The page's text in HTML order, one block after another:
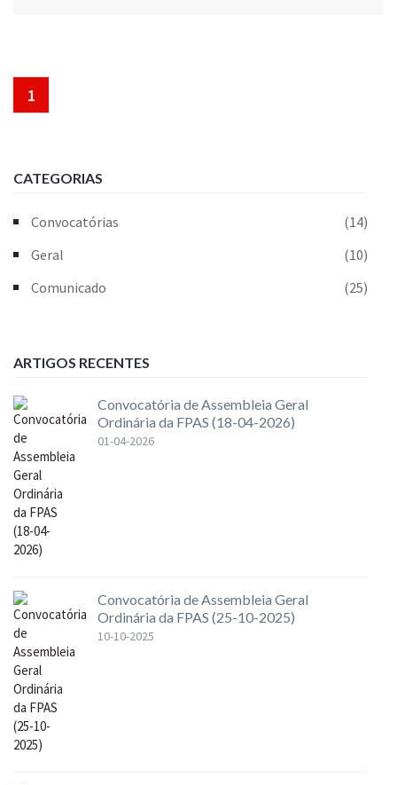
1
CATEGORIAS
Convocatórias
(14)
Geral
(10)
Comunicado
(25)
ARTIGOS RECENTES
Convocatória de Assembleia Geral
Ordinária da FPAS (18-04-2026)
01-04-2026
Convocatória de Assembleia Geral
Ordinária da FPAS (25-10-2025)
10-10-2025